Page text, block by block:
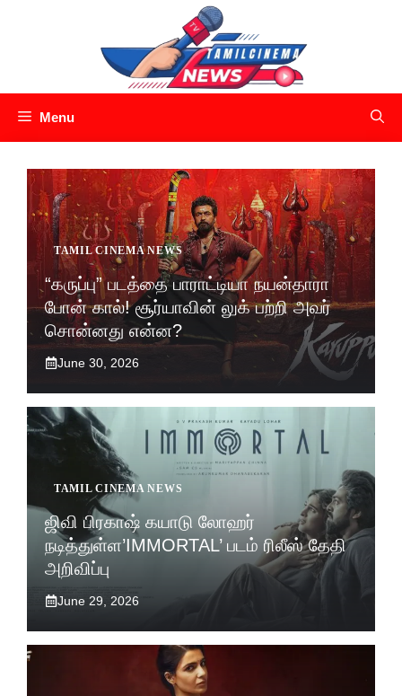
Menu
TAMIL CINEMA NEWS
“கருப்பு” படத்தை பாராட்டியா நயன்தாரா
போன் கால்! சூர்யாவின் லுக் பற்றி அவர்
சொன்னது என்ன?
June 30, 2026
TAMIL CINEMA NEWS
ஜிவி பிரகாஷ் கயாடு லோஹர்
நடித்துள்ள’IMMORTAL’ படம் ரிலீஸ் தேதி
அறிவிப்பு
June 29, 2026